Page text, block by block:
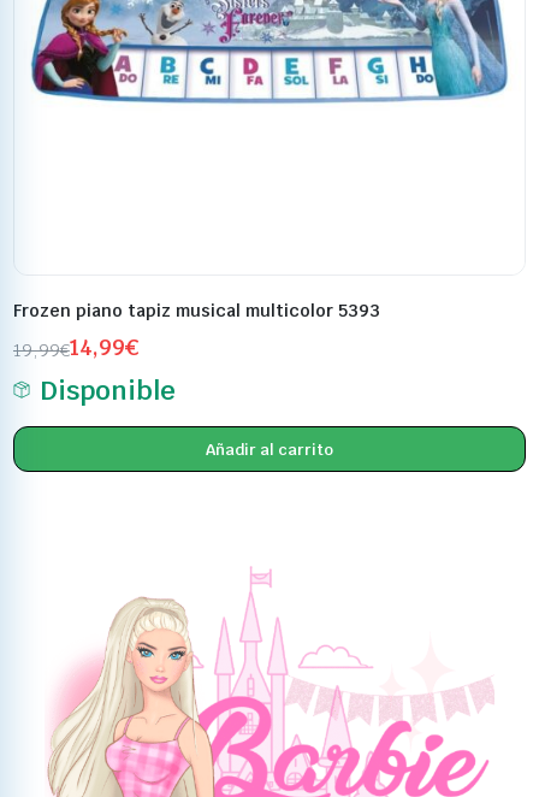
Frozen piano tapiz musical multicolor 5393
19,99€14,99€
Disponible
Añadir al carrito